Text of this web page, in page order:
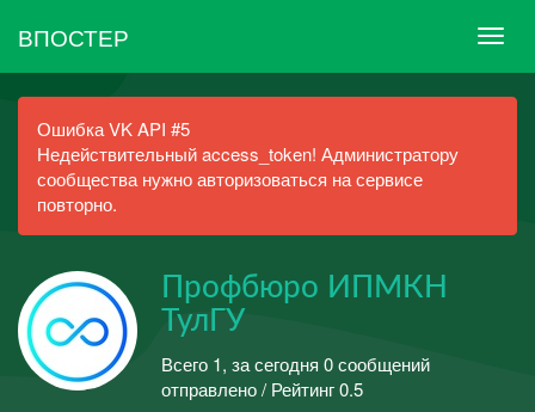
ВПОСТЕР
Ошибка VK API #5
Недействительный access_token! Администратору
сообщества нужно авторизоваться на сервисе
повторно.
Профбюро ИПМКН
ТулГУ
Всего 1, за сегодня 0 сообщений
отправлено / Рейтинг 0.5